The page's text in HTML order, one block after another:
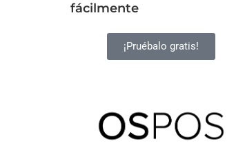
fácilmente
¡Pruébalo gratis!